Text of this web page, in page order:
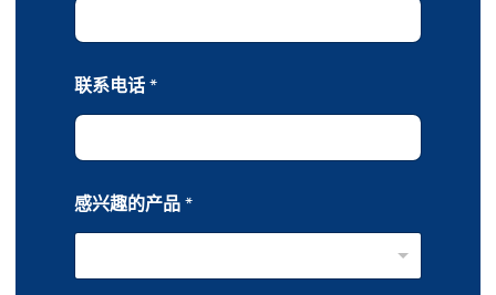
联系电话*
公
司
名
联
感兴趣的产品*